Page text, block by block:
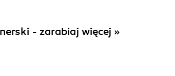
- zarabiaj więcej »